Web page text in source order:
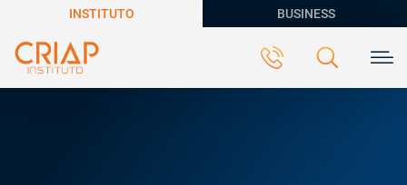
INSTITUTO BUSINESS